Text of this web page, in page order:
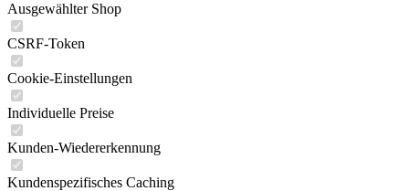
Ausgewählter Shop
CSRF-Token
Cookie-Einstellungen
Individuelle Preise
Kunden-Wiedererkennung
Kundenspezifisches Caching